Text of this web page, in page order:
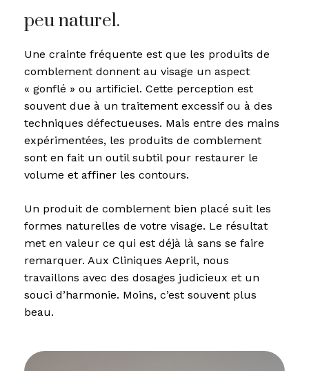
peu naturel.
Une crainte fréquente est que les produits de
comblement donnent au visage un aspect
« gonflé » ou artificiel. Cette perception est
souvent due à un traitement excessif ou à des
techniques défectueuses. Mais entre des mains
expérimentées, les produits de comblement
sont en fait un outil subtil pour restaurer le
volume et affiner les contours.
Un produit de comblement bien placé suit les
formes naturelles de votre visage. Le résultat
met en valeur ce qui est déjà là sans se faire
remarquer. Aux Cliniques Aepril, nous
travaillons avec des dosages judicieux et un
souci d’harmonie. Moins, c’est souvent plus
beau.